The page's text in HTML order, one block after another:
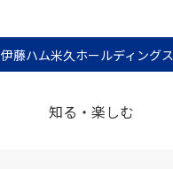
伊藤ハム米久ホールディングス
知る・楽しむ